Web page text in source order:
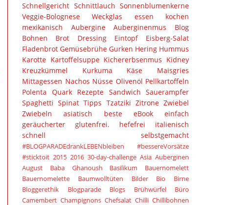
Schnellgericht Schnittlauch Sonnenblumenkerne
Veggie-Bolognese
Weckglas essen
kochen
mexikanisch
Aubergine Auberginenmus
Blog
Bohnen
Brot Dressing Eintopf
Eisberg-Salat
Fladenbrot Gemüsebrühe Gurken Hering Hummus
Karotte Kartoffelsuppe Kichererbsenmus Kidney
Kreuzkümmel
Kurkuma Käse
Maisgries
Mittagessen Nachos Nüsse Olivenöl Pellkartoffeln
Polenta
Quark Rezepte Sandwich Sauerampfer
Spaghetti Spinat Tipps Tzatziki Zitrone Zwiebel
Zwiebeln
asiatisch beste eBook
einfach
geräucherter
glutenfrei. hefefrei
italienisch
schnell
selbstgemacht
#BLOGPARADEdrankLEBENbleiben
#bessereVorsätze
#sticktoit 2015 2016 30-day-challenge Asia Auberginen
August
Baba Ghanoush Basilikum
Bauernomelett
Bauernomelette
Baumwolltüten Bilder Bio
Birne
Bloggerethik
Blogparade Blogs Brühwürfel
Büro
Camembert Champignons Chefsalat Chilli Chillibohnen